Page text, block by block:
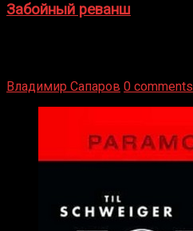
Забойный реванш
Владимир Сапаров 0 comments